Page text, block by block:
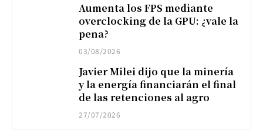
Aumenta los FPS mediante
overclocking de la GPU: ¿vale la
pena?
03/08/2026
Javier Milei dijo que la minería
y la energía financiarán el final
de las retenciones al agro
27/07/2026